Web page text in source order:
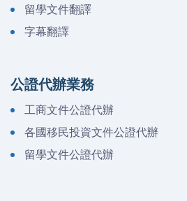
留學文件翻譯
字幕翻譯
公證代辦業務
工商文件公證代辦
各國移民投資文件公證代辦
留學文件公證代辦